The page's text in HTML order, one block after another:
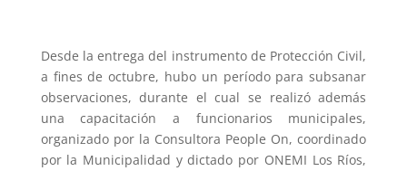
Desde la entrega del instrumento de Protección Civil,
a fines de octubre, hubo un período para subsanar
observaciones, durante el cual se realizó además
una capacitación a funcionarios municipales,
organizado por la Consultora People On, coordinado
por la Municipalidad y dictado por ONEMI Los Ríos,